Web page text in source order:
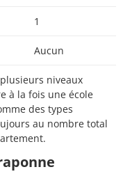
1
Aucun
niveaux
à la fois une école
des types
au nombre total